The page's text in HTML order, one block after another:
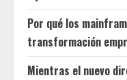
Por qué los
transformación
Mientras el nuevo